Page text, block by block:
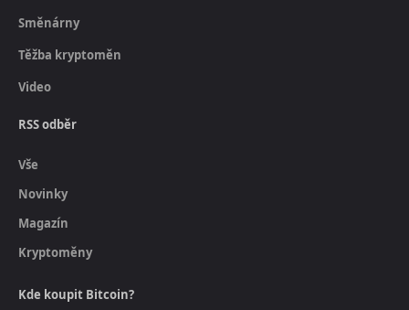
Směnárny
Těžba kryptoměn
Video
RSS odběr
Vše
Novinky
Magazín
Kryptoměny
Kde koupit Bitcoin?